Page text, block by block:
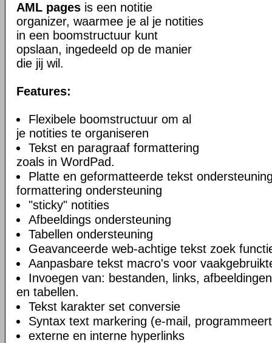
AML pages is een notitie
organizer, waarmee je al je notities
in een boomstructuur kunt
opslaan, ingedeeld op de manier
die jij wil.
Features:
Flexibele boomstructuur om al
je notities te organiseren
Tekst en paragraaf formattering
zoals in WordPad.
Platte en geformatteerde tekst
formattering ondersteuning
"sticky" notities
Afbeeldings ondersteuning
Tabellen ondersteuning
Geavanceerde web-achtige tekst zoek
Aanpasbare tekst macro's voor
Invoegen van: bestanden, links,
en tabellen.
Tekst karakter set conversie
Syntax text markering (e-mail,
externe en interne hyperlinks